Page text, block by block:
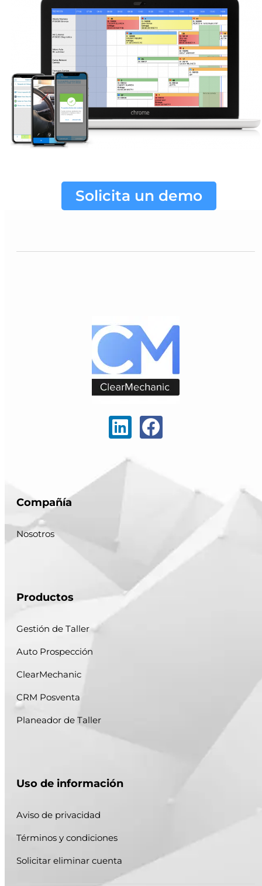
Solicita un demo
Compañía
Nosotros
Productos
Gestión de Taller
Auto Prospección
ClearMechanic
CRM Posventa
Planeador de Taller
Uso de información
Aviso de privacidad
Términos y condiciones
Solicitar eliminar cuenta